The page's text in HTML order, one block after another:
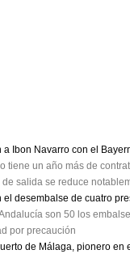
a Ibon Navarro con el
tiene un año más de
salida se reduce
el desembalse de cuatro
son 50 los
por precaución
de Málaga, pionero en